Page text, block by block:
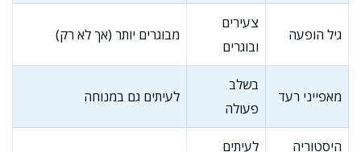
גיל הופעה
צעירים
ובוגרים
מבוגרים יותר (אך לא רק)
מאפייני רעד
בשלב
פעולה
לעיתים גם במנוחה
היסטוריה לעיתים